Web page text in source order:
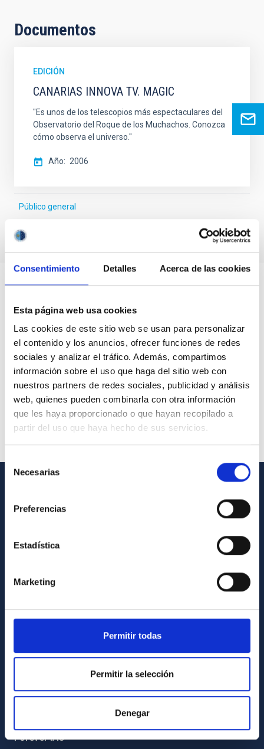
Consentimiento Detalles Acerca de las cookies
Esta página web usa cookies
Las cookies de este sitio web se usan para personalizar
el contenido y los anuncios, ofrecer funciones de redes
sociales y analizar el tráfico. Además, compartimos
información sobre el uso que haga del sitio web con
nuestros partners de redes sociales, publicidad y análisis
web, quienes pueden combinarla con otra información
que les haya proporcionado o que hayan recopilado a
partir del uso que haya hecho de sus servicios.
Selección
Necesarias
Preferencias
Estadística
Marketing
Permitir todas
Permitir la selección
Denegar
Documentos
EDICIÓN
CANARIAS INNOVA TV. MAGIC
"Es unos de los telescopios más espectaculares del
Observatorio del Roque de los Muchachos. Conozca
cómo observa el universo."
Año 2006
Público general
Cómo llegar al IAC
Biblioteca
INFORMACIÓN INSTITUCIONAL
Legislación
Código ético y política antifraude
Igualdad y diversidad de género
Forever IAC